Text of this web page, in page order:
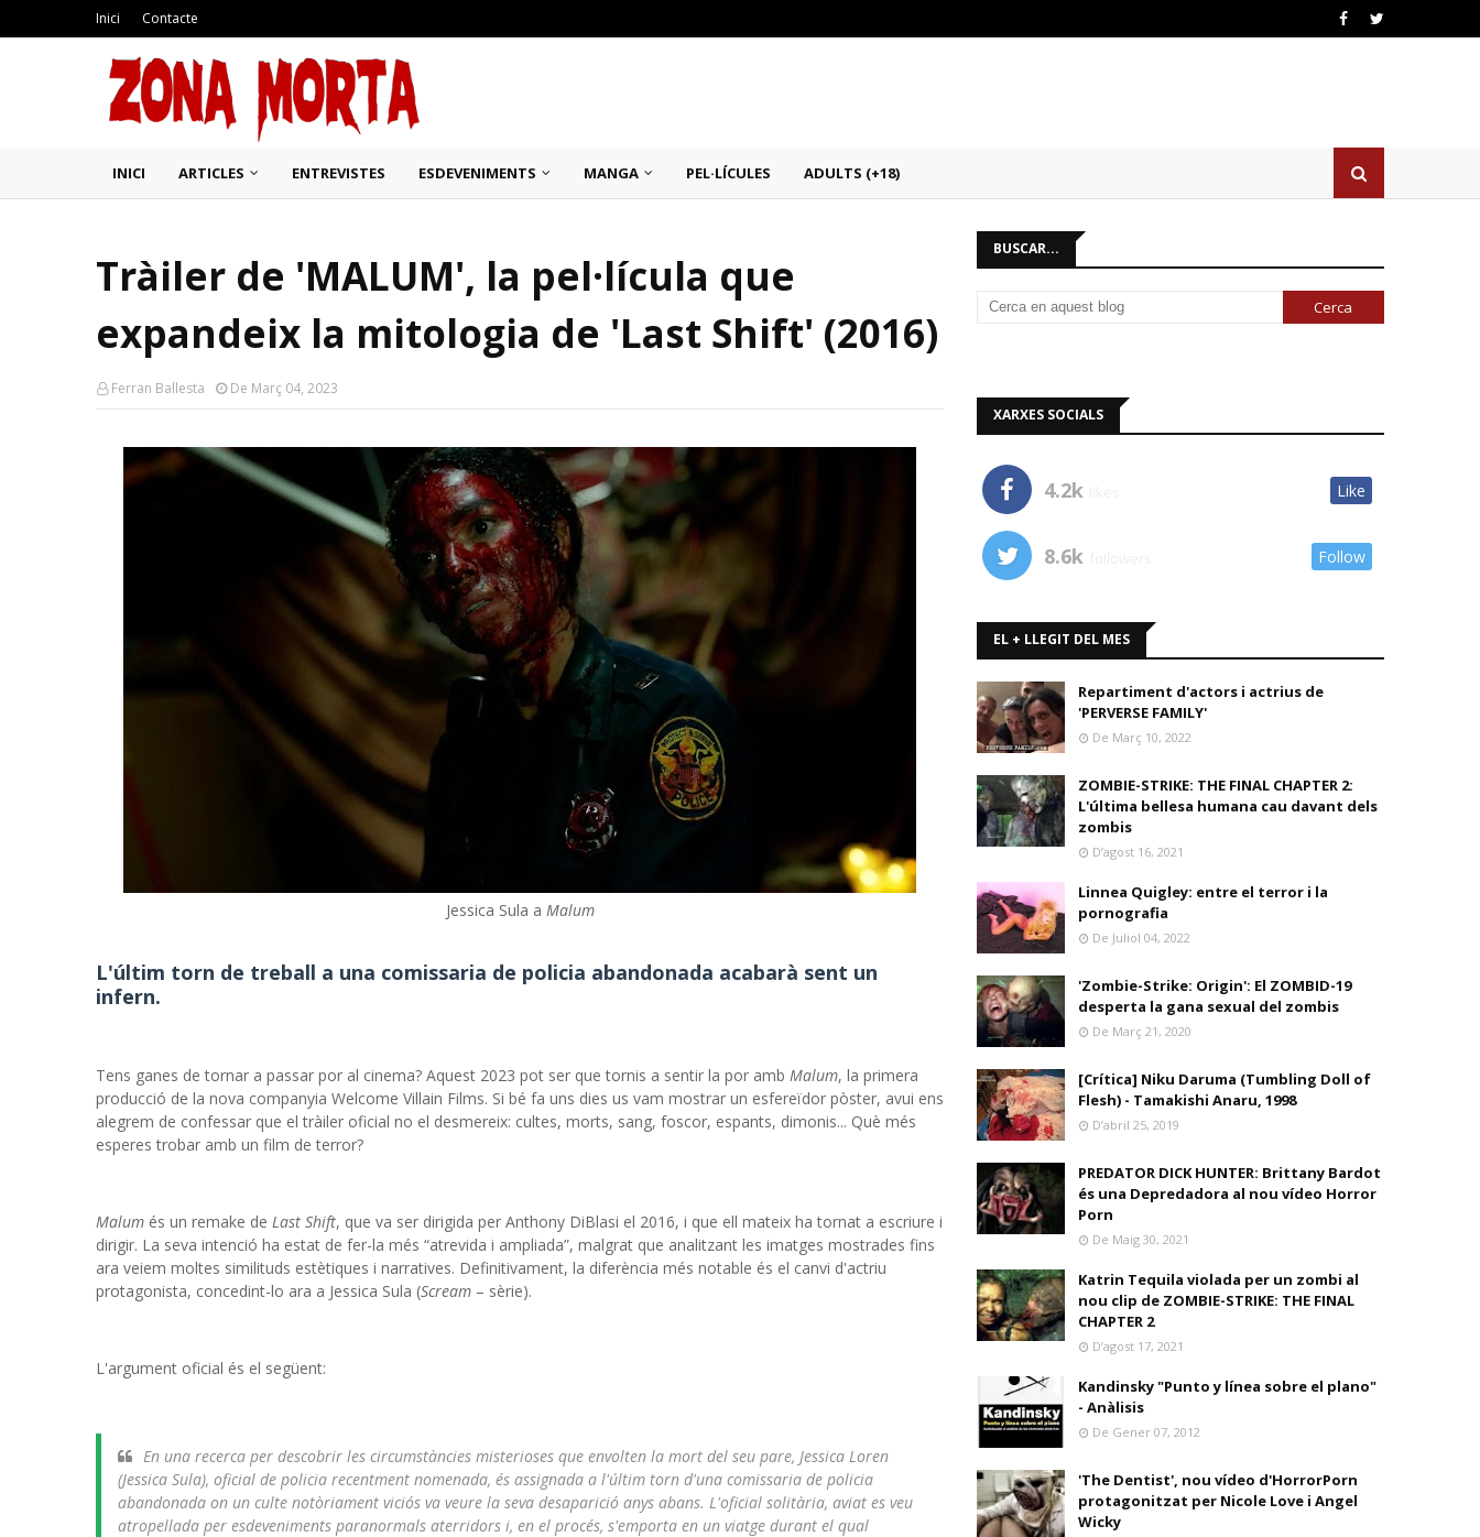
Inici Contacte
INICI ARTICLES ENTREVISTES ESDEVENIMENTS MANGA PEL·LÍCULES ADULTS (+18)
Tràiler de 'MALUM', la pel·lícula que
expandeix la mitologia de 'Last Shift' (2016)
Ferran Ballesta De Març 04, 2023
Jessica Sula a Malum
L'últim torn de treball a una comissaria de policia abandonada acabarà sent un
infern.
Tens ganes de tornar a passar por al cinema? Aquest 2023 pot ser que tornis a sentir la por amb Malum, la primera
producció de la nova companyia Welcome Villain Films. Si bé fa uns dies us vam mostrar un esfereïdor pòster, avui ens
alegrem de confessar que el tràiler oficial no el desmereix: cultes, morts, sang, foscor, espants, dimonis... Què més
esperes trobar amb un film de terror?
Malum és un remake de Last Shift, que va ser dirigida per Anthony DiBlasi el 2016, i que ell mateix ha tornat a escriure i
dirigir. La seva intenció ha estat de fer-la més “atrevida i ampliada”, malgrat que analitzant les imatges mostrades fins
ara veiem moltes similituds estètiques i narratives. Definitivament, la diferència més notable és el canvi d'actriu
protagonista, concedint-lo ara a Jessica Sula (Scream – sèrie).
L'argument oficial és el següent:
En una recerca per descobrir les circumstàncies misterioses que envolten la mort del seu pare, Jessica Loren
(Jessica Sula), oficial de policia recentment nomenada, és assignada a l'últim torn d'una comissaria de policia
abandonada on un culte notòriament viciós va veure la seva desaparició anys abans. L'oficial solitària, aviat es veu
atropellada per esdeveniments paranormals aterridors i, en el procés, s'emporta en un viatge durant el qual
BUSCAR...
XARXES SOCIALS
4.2k Like
8.6k Follow
EL + LLEGIT DEL MES
Repartiment d'actors i actrius de
'PERVERSE FAMILY'
De Març 10, 2022
ZOMBIE-STRIKE: THE FINAL CHAPTER 2:
L'última bellesa humana cau davant dels
zombis
D’agost 16, 2021
Linnea Quigley: entre el terror i la
pornografia
De Juliol 04, 2022
'Zombie-Strike: Origin': El ZOMBID-19
desperta la gana sexual del zombis
De Març 21, 2020
[Crítica] Niku Daruma (Tumbling Doll of
Flesh) - Tamakishi Anaru, 1998
D’abril 25, 2019
PREDATOR DICK HUNTER: Brittany Bardot
és una Depredadora al nou vídeo Horror
Porn
De Maig 30, 2021
Katrin Tequila violada per un zombi al
nou clip de ZOMBIE-STRIKE: THE FINAL
CHAPTER 2
D’agost 17, 2021
Kandinsky "Punto y línea sobre el plano"
- Anàlisis
De Gener 07, 2012
'The Dentist', nou vídeo d'HorrorPorn
protagonitzat per Nicole Love i Angel
Wicky